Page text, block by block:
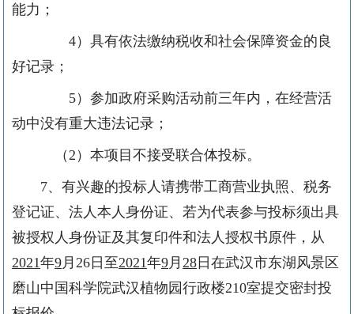
能力；
4）具有依法缴纳税收和社会保障资金的良
好记录；
5）参加政府采购活动前三年内，在经营活
动中没有重大违法记录；
（ 2）本项目不接受联合体投标。
7、有兴趣的投标人请携带工商营业执照、税务
登记证、法人本人身份证、若为代表参与投标须出具
被授权人身份证及其复印件和法人授权书原件，从
2021年9 月 26日至2021年9 月 28日在武汉市东湖风景区
磨山中国科学院武汉植物园行政楼210室提交密封投